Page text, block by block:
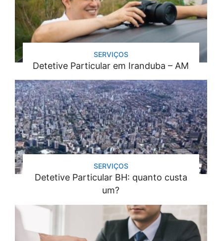
SERVIÇOS
Detetive Particular em Iranduba – AM
SERVIÇOS
Detetive Particular BH: quanto custa
um?